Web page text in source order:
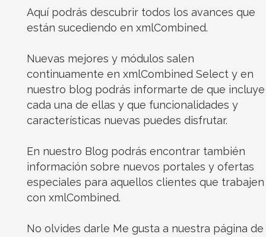
Aquí podrás descubrir todos los avances que
están sucediendo en xmlCombined.
Nuevas mejores y módulos salen
continuamente en xmlCombined Select y en
nuestro blog podrás informarte de que incluye
cada una de ellas y que funcionalidades y
características nuevas puedes disfrutar.
En nuestro Blog podrás encontrar también
información sobre nuevos portales y ofertas
especiales para aquellos clientes que trabajen
con xmlCombined.
No olvides darle Me gusta a nuestra página de